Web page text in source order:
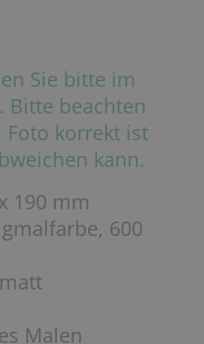
Sie bitte im
Bitte beachten
Foto korrekt ist
kann.
190 mm
600
Malen